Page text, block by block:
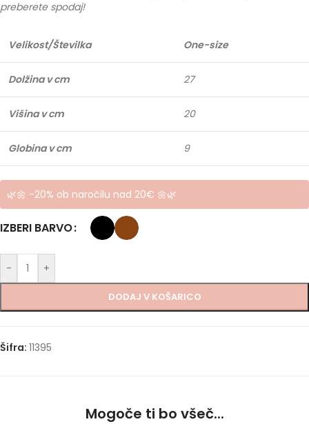
preberete spodaj!
Velikost/Številka One-size
Dolžina v cm 27
Višina v cm 20
Globina v cm 9
🌿🌼 -20% ob naročilu nad 20€ 🌼🌿
IZBERI BARVO
- +
DODAJ V KOŠARICO
Šifra: 11395
Mogoče ti bo všeč...